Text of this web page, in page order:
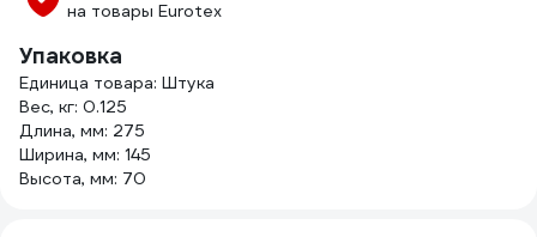
на товары Eurotex
Упаковка
Единица товара: Штука
Вес, кг: 0.125
Длина, мм: 275
Ширина, мм: 145
Высота, мм: 70